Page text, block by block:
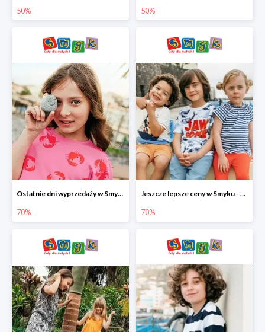
50% 50%
Ostatnie dni wyprzedaży w Smyku - ubrania i buty do -70%
70%
Jeszcze lepsze ceny w Smyku - ubrania i buty do -70%
70%